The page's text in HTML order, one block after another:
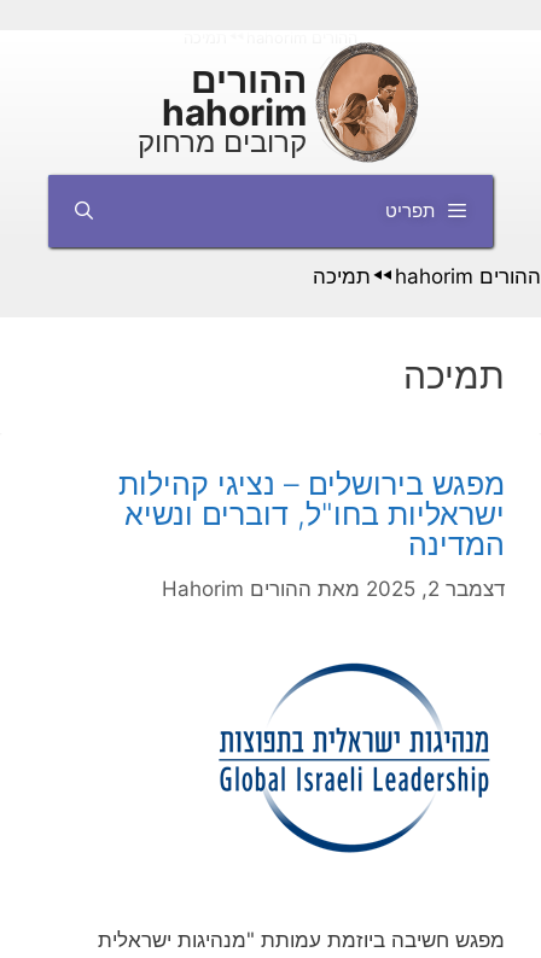
ההורים
hahorim
קרובים מרחוק
תפריט
ההורים hahorim ◄◄ תמיכה
תמיכה
מפגש בירושלים – נציגי קהילות
ישראליות בחו"ל, דוברים ונשיא
המדינה
דצמבר 2, 2025 מאת ההורים Hahorim
מפגש חשיבה ביוזמת עמותת "מנהיגות ישראלית